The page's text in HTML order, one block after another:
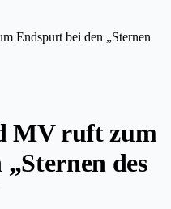
Endspurt bei den „Sternen
MV ruft zum
des